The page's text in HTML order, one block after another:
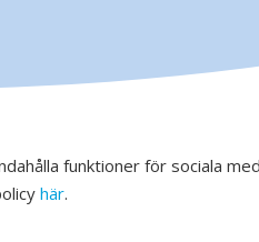
funktioner för sociala
här.